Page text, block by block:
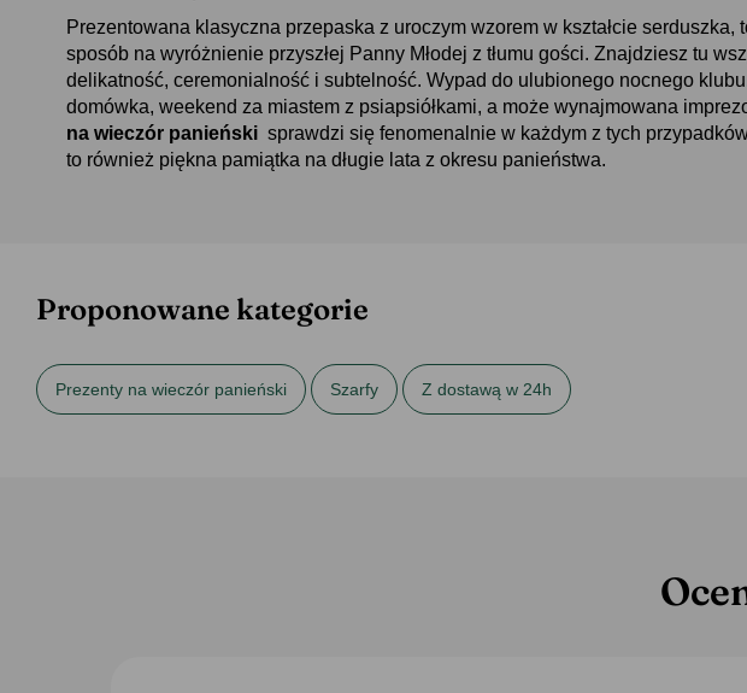
Prezentowana klasyczna przepaska z uroczym wzorem w kształcie serduszka,
sposób na wyróżnienie przyszłej Panny Młodej z tłumu gości. Znajdziesz tu
delikatność, ceremonialność i subtelność. Wypad do ulubionego nocnego
domówka, weekend za miastem z psiapsiółkami, a może wynajmowana
na wieczór panieński sprawdzi się fenomenalnie w każdym z tych
to również piękna pamiątka na długie lata z okresu panieństwa.
Proponowane kategorie
Prezenty na wieczór panieński Szarfy Z dostawą w 24h